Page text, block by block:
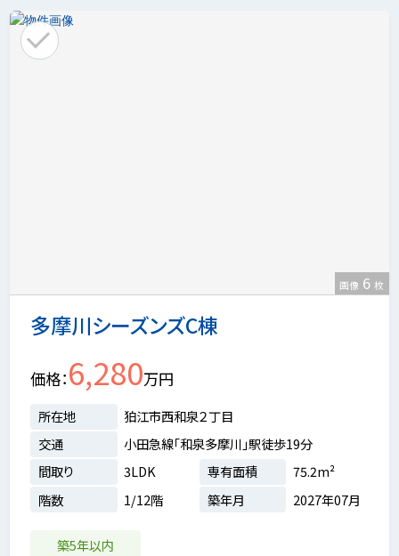
多摩川シーズンズC棟
画像 6 枚
価格 6,280万円
所在地
狛江市西和泉２丁目
交通
小田急線「和泉多摩川」駅徒歩19分
間取り
3LDK 専有面積
75.2m²
階数
1/12階 築年月 2027年07月
築5年以内